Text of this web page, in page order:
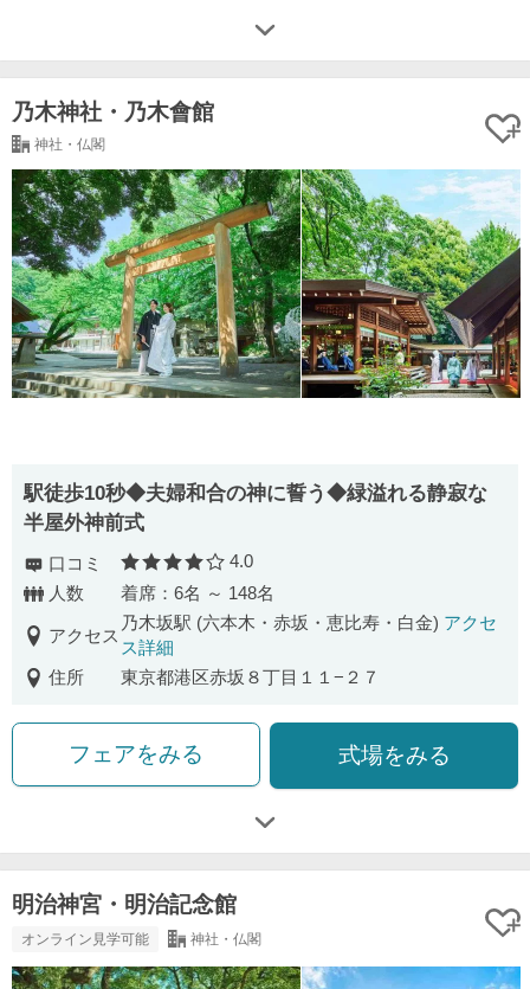
乃木神社・乃木會館
神社・仏閣
駅徒歩10秒◆夫婦和合の神に誓う◆緑溢れる静寂な
半屋外神前式
口コミ 口コミ評価
4.0
人数
着席：6名 ～ 148名
アクセス
乃木坂駅 (六本木・赤坂・恵比寿・白金) アクセ
ス詳細
住所
東京都港区赤坂８丁目１１−２７
フェアをみる 式場をみる
明治神宮・明治記念館
オンライン見学可能 神社・仏閣